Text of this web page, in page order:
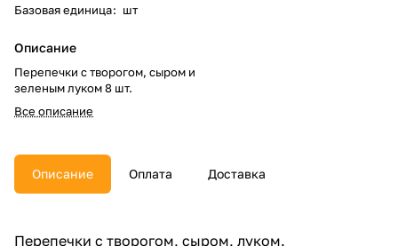
Базовая единица: шт
Описание
Перепечки с творогом, сыром и
зеленым луком 8 шт.
Все описание
Описание Оплата Доставка
Перепечки с творогом, сыром, луком.